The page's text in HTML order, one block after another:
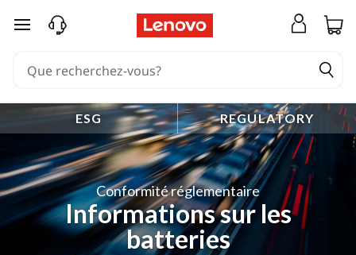
passer au contenu principal
ESG REGULATORY
Conformité réglementaire
Informations sur les
batteries